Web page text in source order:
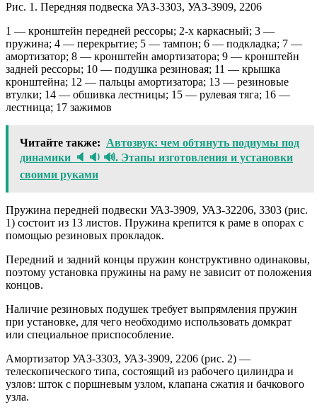
Рис. 1. Передняя подвеска УАЗ-3303, УАЗ-3909, 2206
1 — кронштейн передней рессоры; 2-х каркасный; 3 —
пружина; 4 — перекрытие; 5 — тампон; 6 — подкладка; 7 —
амортизатор; 8 — кронштейн амортизатора; 9 — кронштейн
задней рессоры; 10 — подушка резиновая; 11 — крышка
кронштейна; 12 — пальцы амортизатора; 13 — резиновые
втулки; 14 — обшивка лестницы; 15 — рулевая тяга; 16 —
лестница; 17 зажимов
Читайте также: Автозвук: чем обтянуть подиумы под
динамики 🔈 🔉 🔊. Этапы изготовления и установки
своими руками
Пружина передней подвески УАЗ-3909, УАЗ-32206, 3303 (рис.
1) состоит из 13 листов. Пружина крепится к раме в опорах с
помощью резиновых прокладок.
Передний и задний концы пружин конструктивно одинаковы,
поэтому установка пружины на раму не зависит от положения
концов.
Наличие резиновых подушек требует выпрямления пружин
при установке, для чего необходимо использовать домкрат
или специальное приспособление.
Амортизатор УАЗ-3303, УАЗ-3909, 2206 (рис. 2) —
телескопического типа, состоящий из рабочего цилиндра и
узлов: шток с поршневым узлом, клапана сжатия и бачкового
узла.